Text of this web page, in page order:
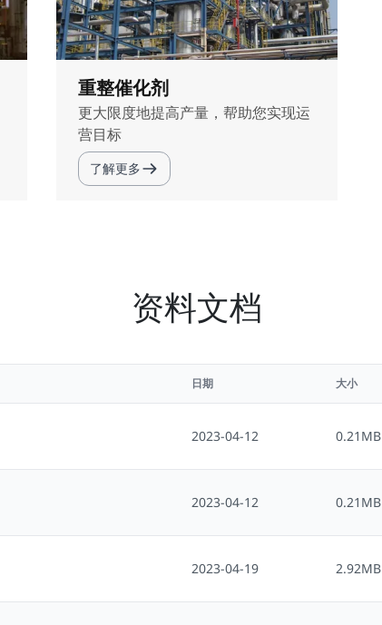
重整催化剂
更大限度地提高产量，帮助您实现运
营目标
了解更多
资料文档
日期 大小
2023-04-12 0.21MB
2023-04-12 0.21MB
2023-04-19 2.92MB